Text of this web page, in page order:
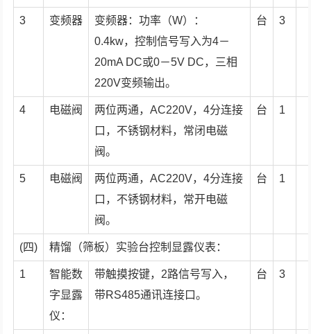
3 变频器
变频器：功率（W）：
0.4kw，控制信号写入为4－
20mA DC或0－5V DC，三相
220V变频输出。
台 3
4 电磁阀
两位两通，AC220V，4分连接
口，不锈钢材料，常闭电磁
阀。
台 1
5 电磁阀
两位两通，AC220V，4分连接
口，不锈钢材料，常开电磁
阀。
台 1
(四) 精馏（筛板）实验台控制显露仪表：
1
智能数
字显露
仪：
带触摸按键，2路信号写入，
带RS485通讯连接口。
台 3